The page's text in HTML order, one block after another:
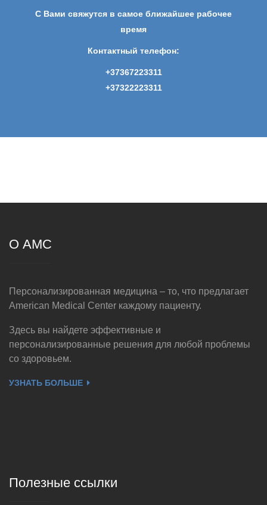
С Вами свяжутся в самое ближайшее рабочее
время
Контактный телефон:
+37367223311
+37322223311
О AMC
Персонализированная медицина – то, что предлагает
American Medical Center каждому пациенту.
Здесь вы найдете эффективные и
персонализированные решения для любой проблемы
со здоровьем.
УЗНАТЬ БОЛЬШЕ
Полезные ссылки